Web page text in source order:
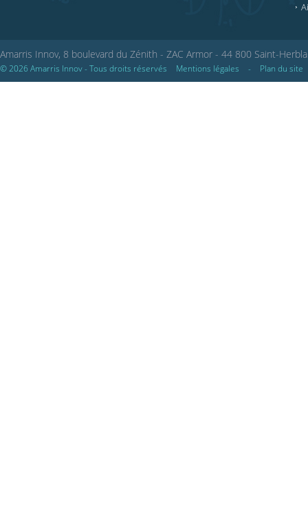
Amarris Innov, 8 boulevard du Zénith - ZAC Armor - 44 800 Saint-
© 2026 Amarris Innov - Tous droits réservés Mentions légales - Plan du site